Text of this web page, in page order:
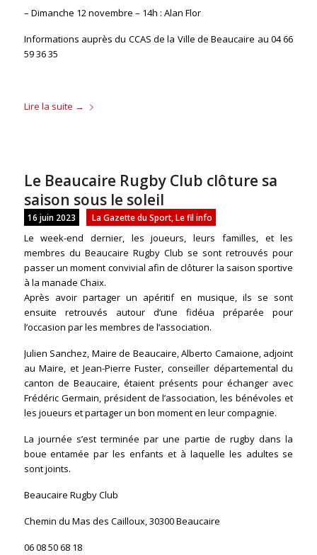
– Dimanche 12 novembre – 14h : Alan Flor
Informations auprès du CCAS de la Ville de Beaucaire au 04 66
59 36 35
Lire la suite →
Le Beaucaire Rugby Club clôture sa
saison sous le soleil
16 juin 2023 La Gazette du Sport, Le fil info
Le week-end dernier, les joueurs, leurs familles, et les
membres du Beaucaire Rugby Club se sont retrouvés pour
passer un moment convivial afin de clôturer la saison sportive
à la manade Chaix.
Après avoir partager un apéritif en musique, ils se sont
ensuite retrouvés autour d’une fidéua préparée pour
l’occasion par les membres de l’association.
Julien Sanchez, Maire de Beaucaire, Alberto Camaione, adjoint
au Maire, et Jean-Pierre Fuster, conseiller départemental du
canton de Beaucaire, étaient présents pour échanger avec
Frédéric Germain, président de l’association, les bénévoles et
les joueurs et partager un bon moment en leur compagnie.
La journée s’est terminée par une partie de rugby dans la
boue entamée par les enfants et à laquelle les adultes se
sont joints.
Beaucaire Rugby Club
Chemin du Mas des Cailloux, 30300 Beaucaire
06 08 50 68 18